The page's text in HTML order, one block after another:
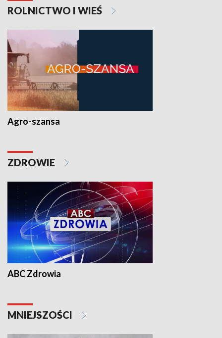
ROLNICTWO I WIEŚ
Agro-szansa
ZDROWIE
ABC Zdrowia
MNIEJSZOŚCI